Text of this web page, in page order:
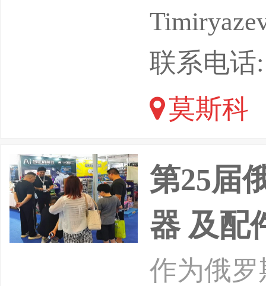
效渠道.
联系电话:
莫斯科
第25届
器 及配
作为俄